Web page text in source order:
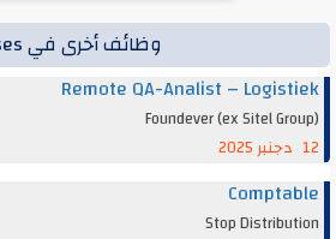
وظائف أخرى في Entreprises
Remote QA-Analist –
Foundever (ex Sitel
Stop